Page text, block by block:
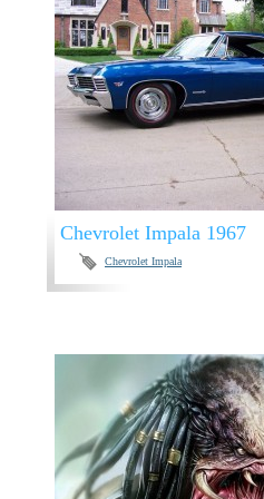
Chevrolet Impala 1967
Chevrolet Impala